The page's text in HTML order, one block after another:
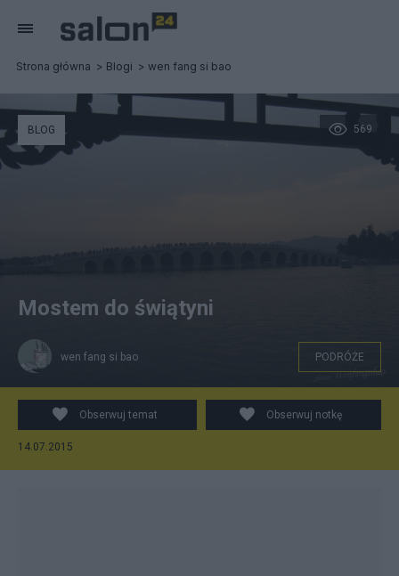
Strona główna Blogi wen fang si bao
Most Siedemnastu Łuków
569
BLOG
Mostem do świątyni
wen fang si bao PODRÓŻE
Obserwuj temat Obserwuj notkę
14.07.2015